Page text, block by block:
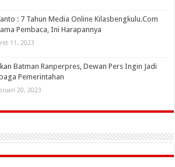
: 7 Tahun Media Online Kilasbengkulu.Com
Pembaca, Ini Harapannya
11, 2023
Batman Ranperpres, Dewan Pers Ingin Jadi
Pemerintahan
20, 2023